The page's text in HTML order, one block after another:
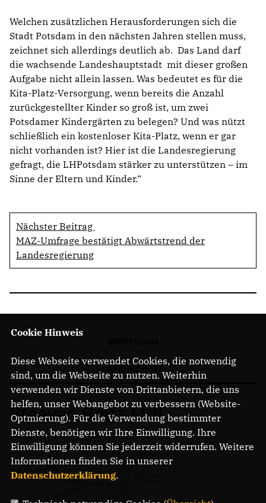
Welchen zusätzlichen Herausforderungen sich die
Stadt Potsdam in den nächsten Jahren stellen muss,
zeichnet sich allerdings deutlich ab. Das Land darf
die wachsende Landeshauptstadt mit dieser großen
Aufgabe nicht allein lassen. Was bedeutet es für die
Kita-Platz-Versorgung, wenn bereits die Anzahl
zurückgestellter Kinder so groß ist, um zwei
Potsdamer Kindergärten zu belegen? Und was nützt
schließlich ein kostenloser Kita-Platz, wenn er gar
nicht vorhanden ist? Hier ist die Landesregierung
gefragt, die LHPotsdam stärker zu unterstützen – im
Sinne der Eltern und Kinder.“
Nächster Beitrag
MAZ-Umfrage bestätigt Abwärtstrend der
Landesregierung
Steeven Bretz MdL
Cookie Hinweis
Diese Webseite verwendet Cookies, die notwendig
sind, um die Webseite zu nutzen. Weiterhin
verwenden wir Dienste von Drittanbietern, die uns
helfen, unser Webangebot zu verbessern (Website-
Optmierung). Für die Verwendung bestimmter
Dienste, benötigen wir Ihre Einwilligung. Ihre
Einwilligung können Sie jederzeit widerrufen. Weitere
Informationen finden Sie in unserer
Datenschutzerklärung.